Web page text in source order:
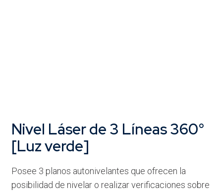
Nivel Láser de 3 Líneas 360°
[Luz verde]
Posee 3 planos autonivelantes que ofrecen la
posibilidad de nivelar o realizar verificaciones sobre